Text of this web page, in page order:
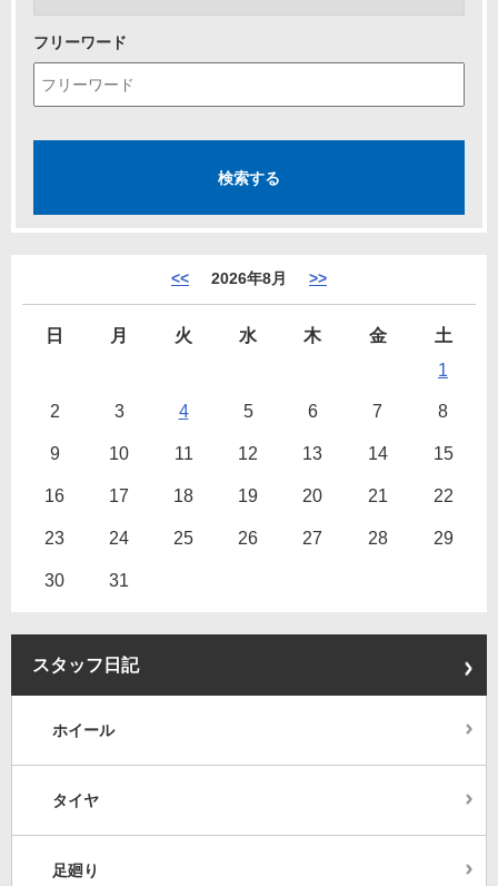
フリーワード
<< 2026年8月 >>
日 月 火 水 木 金
土
1
2 3 4 5 6 7 8
9 10 11 12 13 14 15
16 17 18 19 20 21 22
23 24 25 26 27 28 29
30 31
スタッフ日記
ホイール
タイヤ
足廻り